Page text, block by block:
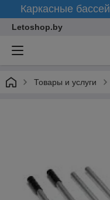
Каркасные
Letoshop.by
Товары и услуги